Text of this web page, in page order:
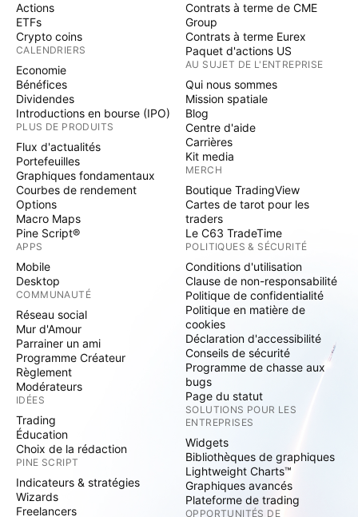
Actions
ETFs
Crypto coins
CALENDRIERS
Economie
Bénéfices
Dividendes
Introductions en bourse (IPO)
PLUS DE PRODUITS
Flux d'actualités
Portefeuilles
Graphiques fondamentaux
Courbes de rendement
Options
Macro Maps
Pine Script®
APPS
Mobile
Desktop
COMMUNAUTÉ
Réseau social
Mur d'Amour
Parrainer un ami
Programme Créateur
Règlement
Modérateurs
IDÉES
Trading
Éducation
Choix de la rédaction
PINE SCRIPT
Indicateurs & stratégies
Wizards
Freelancers
Contrats à terme de CME
Group
Contrats à terme Eurex
Paquet d'actions US
AU SUJET DE L'ENTREPRISE
Qui nous sommes
Mission spatiale
Blog
Centre d'aide
Carrières
Kit media
MERCH
Boutique TradingView
Cartes de tarot pour les
traders
Le C63 TradeTime
POLITIQUES & SÉCURITÉ
Conditions d'utilisation
Clause de non-responsabilité
Politique de confidentialité
Politique en matière de
cookies
Déclaration d'accessibilité
Conseils de sécurité
Programme de chasse aux
bugs
Page du statut
SOLUTIONS POUR LES
ENTREPRISES
Widgets
Bibliothèques de graphiques
Lightweight Charts™
Graphiques avancés
Plateforme de trading
OPPORTUNITÉS DE